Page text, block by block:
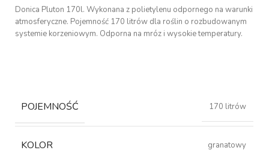
Donica Pluton 170l. Wykonana z polietylenu odpornego na warunki
atmosferyczne. Pojemność 170 litrów dla roślin o rozbudowanym
systemie korzeniowym. Odporna na mróz i wysokie temperatury.
POJEMNOŚĆ 170 litrów
KOLOR granatowy